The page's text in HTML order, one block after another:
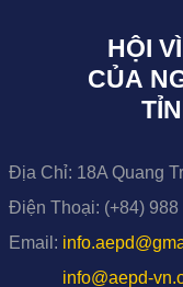
HỘI
CỦA
Địa Chỉ: 18A Quang
Điện Thoại: (+84)
Email:
info@aepd-